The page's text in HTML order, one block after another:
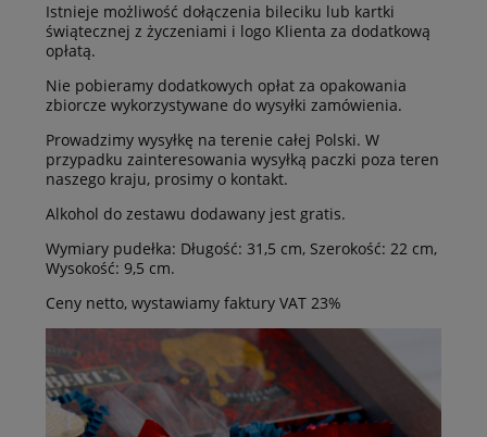
Istnieje możliwość dołączenia bileciku lub kartki
świątecznej z życzeniami i logo Klienta za dodatkową
opłatą.
Nie pobieramy dodatkowych opłat za opakowania
zbiorcze wykorzystywane do wysyłki zamówienia.
Prowadzimy wysyłkę na terenie całej Polski. W
przypadku zainteresowania wysyłką paczki poza teren
naszego kraju, prosimy o kontakt.
Alkohol do zestawu dodawany jest gratis.
Wymiary pudełka: Długość: 31,5 cm, Szerokość: 22 cm,
Wysokość: 9,5 cm.
Ceny netto, wystawiamy faktury VAT 23%